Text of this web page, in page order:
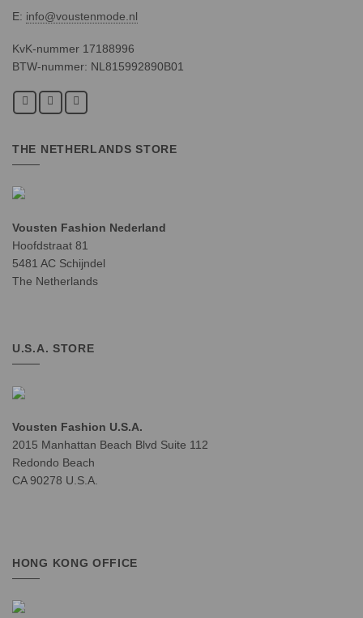
E: info@voustenmode.nl
KvK-nummer 17188996
BTW-nummer: NL815992890B01
THE NETHERLANDS STORE
Vousten Fashion Nederland
Hoofdstraat 81
5481 AC Schijndel
The Netherlands
U.S.A. STORE
Vousten Fashion U.S.A.
2015 Manhattan Beach Blvd Suite 112
Redondo Beach
CA 90278 U.S.A.
HONG KONG OFFICE